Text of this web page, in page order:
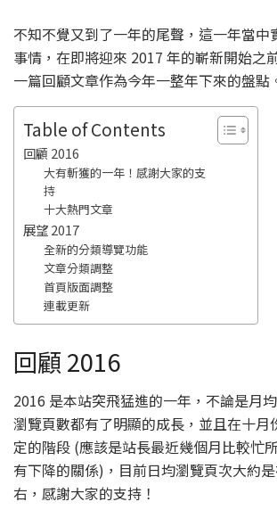
不知不覺又到了一年的尾聲，這一年當中
事情，在即將迎來 2017 年的嶄新開始之
一篇回顧文章作為今年一整年下來的盤點
Table of Contents
回顧 2016
大有斬獲的一年！感謝大家的支
持
十大熱門文章
展望 2017
全新的分類導覽功能
文章分類調整
首頁版面調整
連載更新
回顧 2016
2016 是本站突飛猛進的一年，不論是月
瀏覽頁數都有了明顯的成長，並且在十月
定的階段 (應該是站長最近幾個月比較忙
有下降的關係)，目前日均瀏覽頁次大約
右，感謝大家的支持！